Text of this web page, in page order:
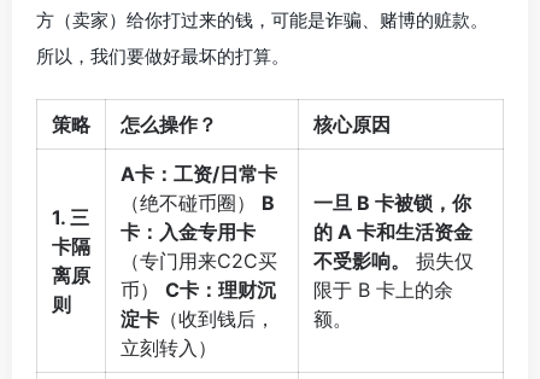
方（卖家）给你打过来的钱，可能是诈骗、赌博的赃款。
所以，我们要做好最坏的打算。
策略 怎么操作？ 核心原因
1. 三
卡隔
离原
则
A卡：工资/日常卡
（绝不碰币圈） B
卡：入金专用卡
（专门用来C2C买
币） C卡：理财沉
淀卡 （收到钱后，
立刻转入）
一旦 B 卡被锁，你
的 A 卡和生活资金
不受影响。
损失仅
限于 B 卡上的余
额。